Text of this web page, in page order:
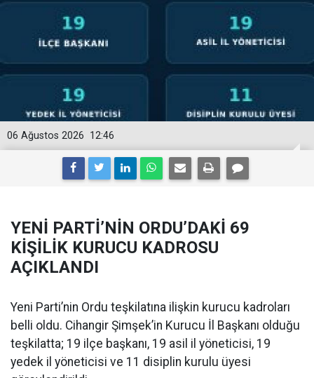
12:46
06 Ağustos 2026
YENİ PARTİ’NİN ORDU’DAKİ 69
KİŞİLİK KURUCU KADROSU
AÇIKLANDI
Yeni Parti’nin Ordu teşkilatına ilişkin kurucu kadroları
belli oldu. Cihangir Şimşek’in Kurucu İl Başkanı olduğu
teşkilatta; 19 ilçe başkanı, 19 asil il yöneticisi, 19
yedek il yöneticisi ve 11 disiplin kurulu üyesi